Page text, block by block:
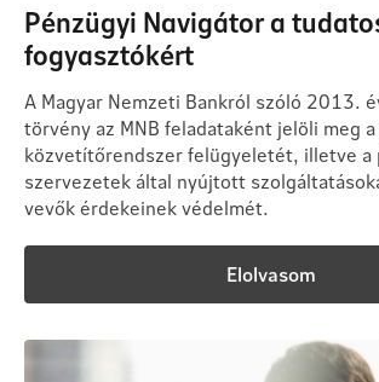
Pénzügyi Navigátor a
fogyasztókért
A Magyar Nemzeti Bankról szóló 2013.
törvény az MNB feladataként jelöli meg
közvetítőrendszer felügyeletét, illetve a
szervezetek által nyújtott
vevők érdekeinek védelmét.
Elolvasom